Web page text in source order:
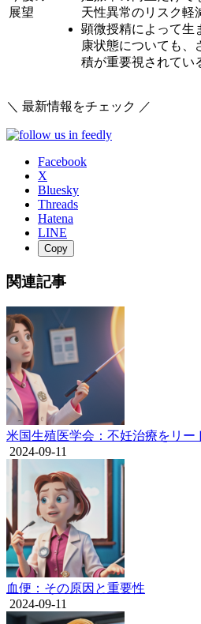
展望
天性異常のリスク軽
顕微授精によって生
康状態についても、
積が重要視されてい
＼ 最新情報をチェック ／
Facebook
X
Bluesky
Threads
Hatena
LINE
Copy
関連記事
米国生殖医学会：不妊治療をリー
2024-09-11
血便：その原因と重要性
2024-09-11